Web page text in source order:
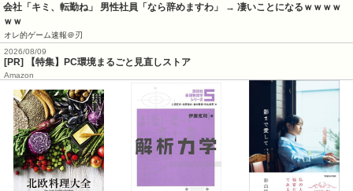
会社「キミ、転勤ね」 男性社員「なら辞めますわ」 → 凄いことになるｗｗｗｗ
ｗｗ
オレ的ゲーム速報＠刃
2026/08/09
[PR] 【特集】PC環境まるごと見直しストア
Amazon